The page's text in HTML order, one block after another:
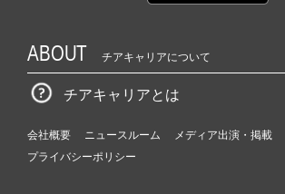
ABOUT チアキャリアについて
チアキャリアとは
会社概要 ニュースルーム
メディア出演・掲載
プライバシーポリシー